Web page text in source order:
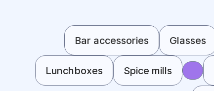
Bar accessories Glasses
Lunchboxes Spice mills